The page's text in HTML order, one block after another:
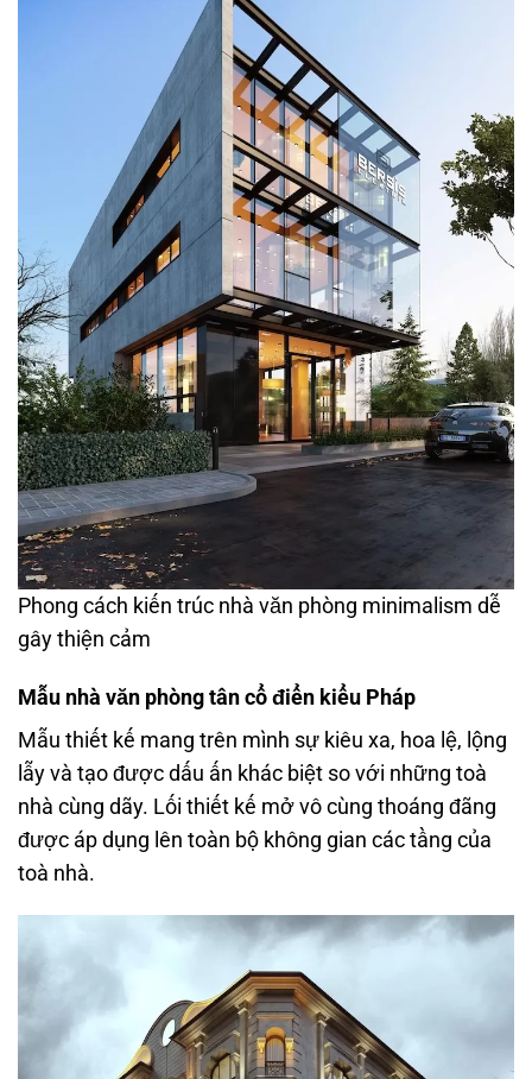
Phong cách kiến trúc nhà văn phòng minimalism dễ
gây thiện cảm
Mẫu nhà văn phòng tân cổ điển kiểu Pháp
Mẫu thiết kế mang trên mình sự kiêu xa, hoa lệ, lộng
lẫy và tạo được dấu ấn khác biệt so với những toà
nhà cùng dãy. Lối thiết kế mở vô cùng thoáng đãng
được áp dụng lên toàn bộ không gian các tầng của
toà nhà.